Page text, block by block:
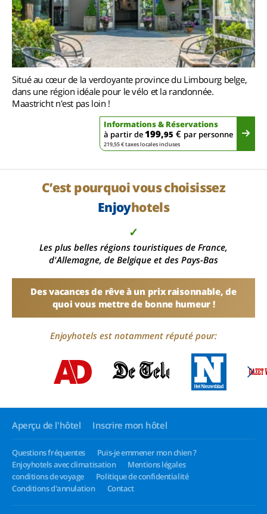
Situé au cœur de la verdoyante province du Limbourg belge,
dans une région idéale pour le vélo et la randonnée.
Maastricht n'est pas loin !
Informations & Réservations
à partir de199,95 € par personne
219,55 € taxes locales incluses
C’est pourquoi vous choisissez
Enjoyhotels
✓
Les plus belles régions touristiques de France,
d'Allemagne, de Belgique et des Pays-Bas
Des vacances de rêve à un prix raisonnable, de
quoi vous mettre de bonne humeur !
Enjoyhotels est notamment réputé pour:
Aperçu de l'hôtel Inscrire mon hôtel
Questions fréquentes
Puis-je emmener mon chien ?
Enjoyhotels avec climatisation
Mentions légales
conditions de voyage
Politique de confidentialité
Conditions d'annulation
Contact